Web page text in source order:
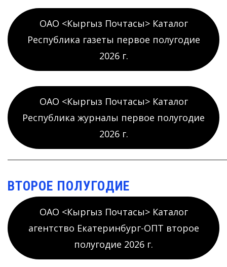
ОАО <Кыргыз Почтасы> Каталог
Республика газеты первое полугодие
2026 г.
ОАО <Кыргыз Почтасы> Каталог
Республика журналы первое полугодие
2026 г.
ВТОРОЕ ПОЛУГОДИЕ
ОАО <Кыргыз Почтасы> Каталог
агентство Екатеринбург-ОПТ второе
полугодие 2026 г.